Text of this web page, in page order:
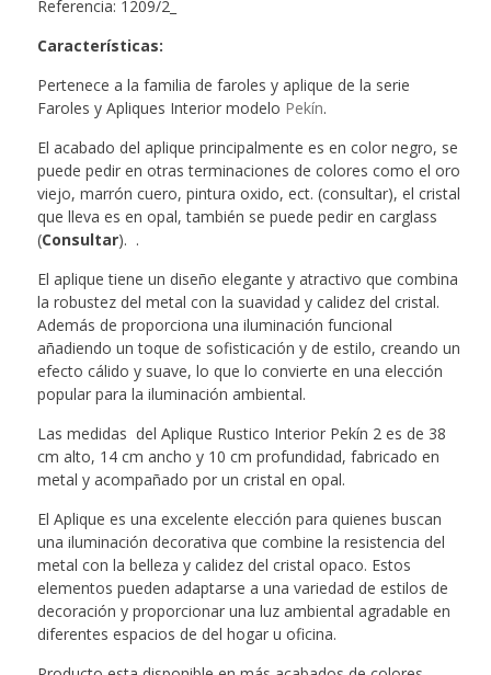
Referencia: 1209/2_
Características:
Pertenece a la familia de faroles y aplique de la serie
Faroles y Apliques Interior modelo Pekín.
El acabado del aplique principalmente es en color negro, se
puede pedir en otras terminaciones de colores como el oro
viejo, marrón cuero, pintura oxido, ect. (consultar), el cristal
que lleva es en opal, también se puede pedir en carglass
(Consultar). .
El aplique tiene un diseño elegante y atractivo que combina
la robustez del metal con la suavidad y calidez del cristal.
Además de proporciona una iluminación funcional
añadiendo un toque de sofisticación y de estilo, creando un
efecto cálido y suave, lo que lo convierte en una elección
popular para la iluminación ambiental.
Las medidas del Aplique Rustico Interior Pekín 2 es de 38
cm alto, 14 cm ancho y 10 cm profundidad, fabricado en
metal y acompañado por un cristal en opal.
El Aplique es una excelente elección para quienes buscan
una iluminación decorativa que combine la resistencia del
metal con la belleza y calidez del cristal opaco. Estos
elementos pueden adaptarse a una variedad de estilos de
decoración y proporcionar una luz ambiental agradable en
diferentes espacios de del hogar u oficina.